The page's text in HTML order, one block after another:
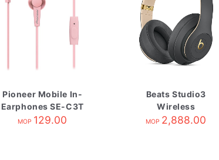
Pioneer Mobile In-
Earphones SE-C3T
Rose
MOP 129.00
Beats Studio3
Wireless
Headphones
MOP 2,888.00